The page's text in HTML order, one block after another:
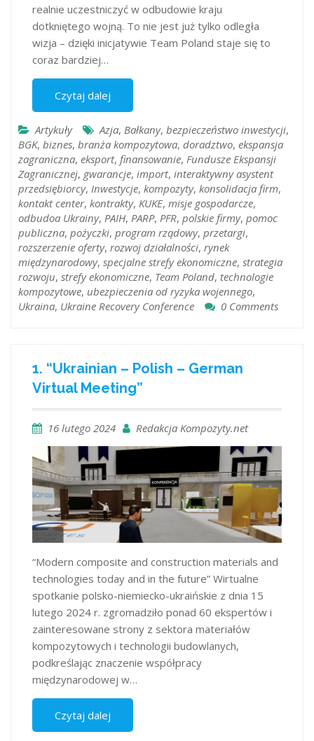
realnie uczestniczyć w odbudowie kraju
dotkniętego wojną. To nie jest już tylko odległa
wizja – dzięki inicjatywie Team Poland staje się to
coraz bardziej…
Czytaj dalej
Artykuły Azja, Bałkany, bezpieczeństwo inwestycji,
BGK, biznes, branża kompozytowa, doradztwo, ekspansja
zagraniczna, eksport, finansowanie, Fundusze Ekspansji
Zagranicznej, gwarancje, import, interaktywny asystent
przedsiębiorcy, Inwestycje, kompozyty, konsolidacja firm,
kontakt center, kontrakty, KUKE, misje gospodarcze,
odbudoa Ukrainy, PAIH, PARP, PFR, polskie firmy, pomoc
publiczna, pożyczki, program rządowy, przetargi,
rozszerzenie oferty, rozwoj działalności, rynek
międzynarodowy, specjalne strefy ekonomiczne, strategia
rozwoju, strefy ekonomiczne, Team Poland, technologie
kompozytowe, ubezpieczenia od ryzyka wojennego,
Ukraina, Ukraine Recovery Conference 0 Comments
1. “Ukrainian – Polish – German
Virtual Meeting”
16 lutego 2024 Redakcja Kompozyty.net
“Modern composite and construction materials and
technologies today and in the future” Wirtualne
spotkanie polsko-niemiecko-ukraińskie z dnia 15
lutego 2024 r. zgromadziło ponad 60 ekspertów i
zainteresowane strony z sektora materiałów
kompozytowych i technologii budowlanych,
podkreślając znaczenie współpracy
międzynarodowej w…
Czytaj dalej